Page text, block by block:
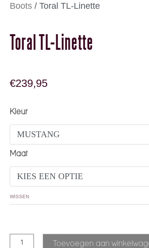
Boots / Toral TL-Linette
Toral TL-Linette
€239,95
Kleur
Maat
WISSEN
Toral TL-Linette aantal
Toevoegen aan